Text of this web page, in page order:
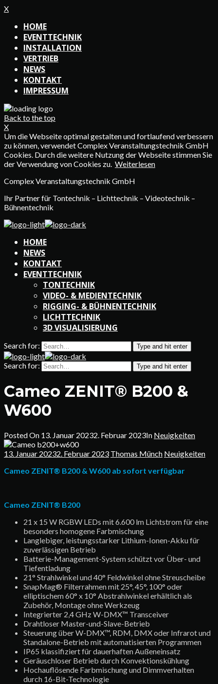
X
HOME
EVENTTECHNIK
INSTALLATION
VERTRIEB
NEWS
KONTAKT
IMPRESSUM
Back to the top
X
Um die Webseite optimal gestalten und fortlaufend verbessern
zu können, verwendet Complex Veranstaltungstechnik GmbH
Cookies. Durch die weitere Nutzung der Webseite stimmen Sie
der Verwendung von Cookies zu. Weiterlesen
Complex Veranstaltungstechnik GmbH
Ihr Partner für Tontechnik – Lichttechnik – Videotechnik –
Bühnentechnik
HOME
NEWS
KONTAKT
EVENTTECHNIK
TONTECHNIK
VIDEO- & MEDIENTECHNIK
RIGGING- & BÜHNENTECHNIK
LICHTTECHNIK
3D VISUALISIERUNG
Search for: Type and hit enter
Search for: Type and hit enter
Cameo ZENIT® B200 &
W600
Posted On 13. Januar 20232. Februar 2023In Neuigkeiten
13. Januar 20232. Februar 2023 Thomas Münch Neuigkeiten
Cameo ZENIT® B200 & W600 ab sofort verfügbar
Cameo ZENIT® B200
21 x 15 W RGBW LEDs mit 6.600 lm Lichtstrom für eine
besonders homogene Farbmischung
Langlebiger, leistungsstarker Lithium-Ionen-Akku für
zuverlässigen Betrieb
Batterie-Management-System schützt vor Über- und
Tiefentladung
21° Strahlwinkel und 40° Feldwinkel ohne Streuscheibe
SnapMag® Filterrahmen mit 25°, 45°, 100° oder
elliptischem 60° x 10° Abstrahlwinkel erhältlich als
Zubehör, Montage ohne Werkzeug
Integrierter 2,4 GHz W-DMX™ Transceiver
Drahtloser Master-und-Slave-Betrieb
Steuerung über W-DMX™, RDM, DMX oder Infrarot und
Standalone-Betrieb mit automatisierten Programmen
IP65 klassifiziert für dauerhaften Außeneinsatz
Geräuschloser Betrieb durch Konvektionskühlung
Hochauflösende Farbmischung und Dimmverhalten
durch 16-Bit-Technologie